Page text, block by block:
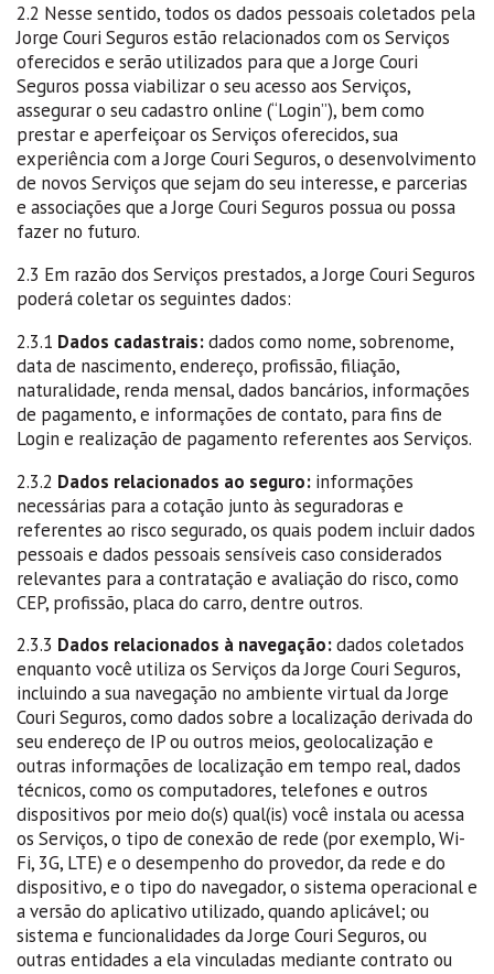
2.2 Nesse sentido, todos os dados pessoais coletados pela
Jorge Couri Seguros estão relacionados com os Serviços
oferecidos e serão utilizados para que a Jorge Couri
Seguros possa viabilizar o seu acesso aos Serviços,
assegurar o seu cadastro online (“Login”), bem como
prestar e aperfeiçoar os Serviços oferecidos, sua
experiência com a Jorge Couri Seguros, o desenvolvimento
de novos Serviços que sejam do seu interesse, e parcerias
e associações que a Jorge Couri Seguros possua ou possa
fazer no futuro.
2.3 Em razão dos Serviços prestados, a Jorge Couri Seguros
poderá coletar os seguintes dados:
2.3.1 Dados cadastrais:dados como nome, sobrenome,
data de nascimento, endereço, profissão, filiação,
naturalidade, renda mensal, dados bancários, informações
de pagamento, e informações de contato, para fins de
Login e realização de pagamento referentes aos Serviços.
2.3.2 Dados relacionados ao seguro: informações
necessárias para a cotação junto às seguradoras e
referentes ao risco segurado, os quais podem incluir dados
pessoais e dados pessoais sensíveis caso considerados
relevantes para a contratação e avaliação do risco, como
CEP, profissão, placa do carro, dentre outros.
2.3.3 Dados relacionados à navegação:dados coletados
enquanto você utiliza os Serviços da Jorge Couri Seguros,
incluindo a sua navegação no ambiente virtual da Jorge
Couri Seguros, como dados sobre a localização derivada do
seu endereço de IP ou outros meios, geolocalização e
outras informações de localização em tempo real, dados
técnicos, como os computadores, telefones e outros
dispositivos por meio do(s) qual(is) você instala ou acessa
os Serviços, o tipo de conexão de rede (por exemplo, Wi-
Fi, 3G, LTE) e o desempenho do provedor, da rede e do
dispositivo, e o tipo do navegador, o sistema operacional e
a versão do aplicativo utilizado, quando aplicável; ou
sistema e funcionalidades da Jorge Couri Seguros, ou
outras entidades a ela vinculadas mediante contrato ou